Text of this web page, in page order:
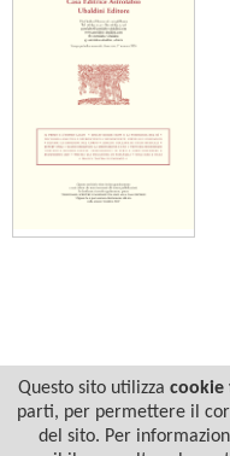
Questo sito utilizza cookie
parti, per permettere il
del sito. Per